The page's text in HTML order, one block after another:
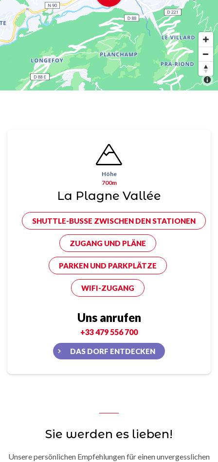
Höhe
700m
La Plagne Vallée
SHUTTLE-BUSSE ZWISCHEN DEN STATIONEN
ZUGANG UND PLÄNE
PARKEN UND PARKPLÄTZE
WIFI-ZUGANG
Uns anrufen
+33 479 556 700
DAS DORF ENTDECKEN
Sie werden es lieben!
Unsere persönlichen Empfehlungen für einen unvergesslichen